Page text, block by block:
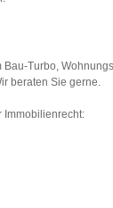
Bau-Turbo,
beraten Sie gerne.
Immobilienrecht: